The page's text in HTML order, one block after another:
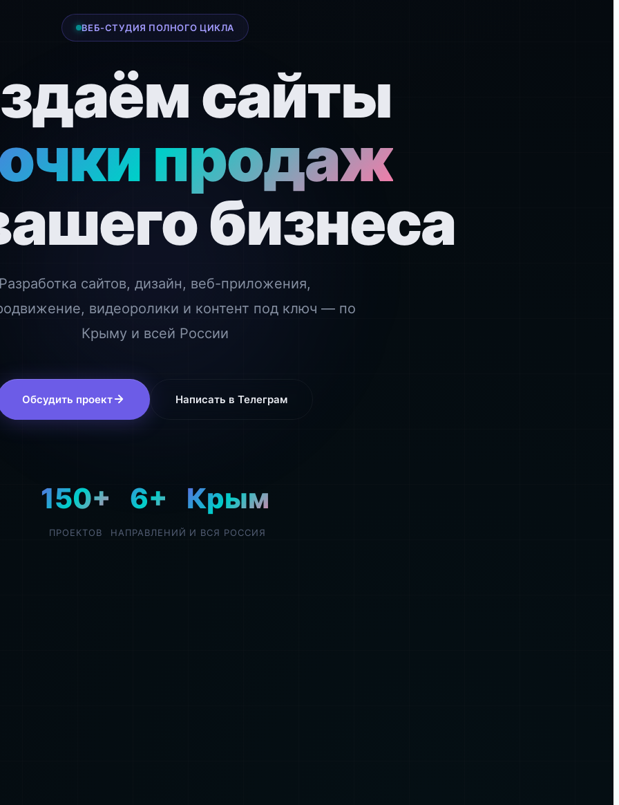
ВЕБ-СТУДИЯ ПОЛНОГО ЦИКЛА
сайты
продаж
бизнеса
сайтов, дизайн, веб-приложения,
видеоролики и контент под ключ — по
Крыму и всей России
Обсудить проект Написать в Телеграм
150+
ПРОЕКТОВ
6+
НАПРАВЛЕНИЙ
Крым
И ВСЯ РОССИЯ